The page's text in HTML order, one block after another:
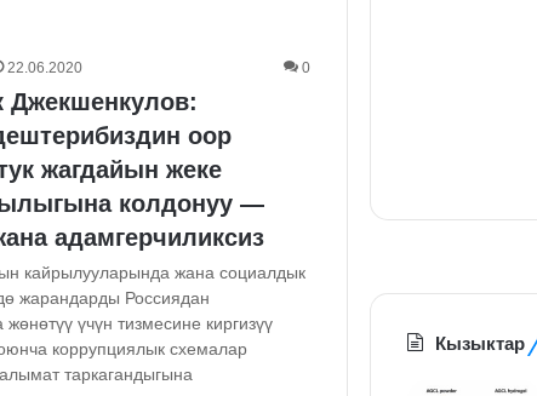
22.06.2020 0
Джекшенкулов:
оор
жагдайын жеке
колдонуу —
адамгерчиликсиз
кайрылууларында жана социалдык
жарандарды Россиядан
жөнөтүү үчүн тизмесине киргизүү
коррупциялык схемалар
таркагандыгына
Кызыктар